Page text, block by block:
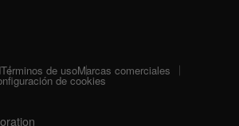
Términos de usoMarcas comerciales
de cookies